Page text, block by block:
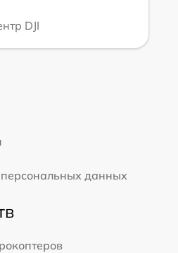
DJI
персональных данных